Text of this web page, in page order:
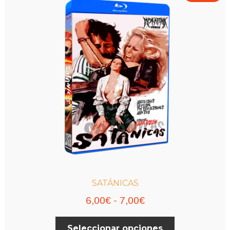
SATÁNICAS
6,00€ - 7,00€Rango
de